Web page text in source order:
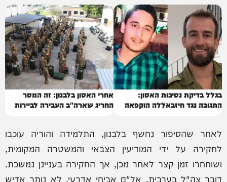
בגלל בדיקת נסיבות האסון:
התגובה נגד חיזבאללה הוקפאה
אחרי האסון בלבנון: זה המסר
החריג שארה"ב העבירה לביירות
לאחר שהסיפור נחשף בלבנון, התלמידה והוריה עוכבו
לחקירה על ידי המודיעין הצבאי והמשטרה המקומית,
ושוחחרו זמן קצר לאחר מכן, אך החקירה בעניינן נמשכת.
דובר צה"ל בערבית, אל"ם אביחי אדרעי, לא נותר אדיש